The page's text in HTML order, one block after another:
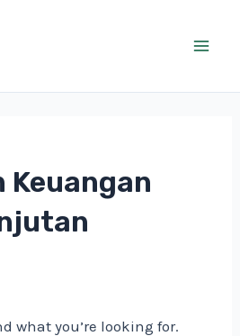
Keuangan
what you’re looking for.